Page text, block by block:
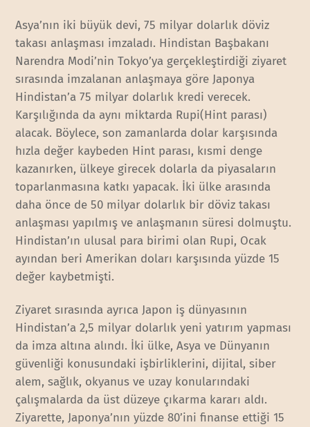
Asya’nın iki büyük devi, 75 milyar dolarlık döviz
takası anlaşması imzaladı. Hindistan Başbakanı
Narendra Modi’nin Tokyo’ya gerçekleştirdiği ziyaret
sırasında imzalanan anlaşmaya göre Japonya
Hindistan’a 75 milyar dolarlık kredi verecek.
Karşılığında da aynı miktarda Rupi(Hint parası)
alacak. Böylece, son zamanlarda dolar karşısında
hızla değer kaybeden Hint parası, kısmi denge
kazanırken, ülkeye girecek dolarla da piyasaların
toparlanmasına katkı yapacak. İki ülke arasında
daha önce de 50 milyar dolarlık bir döviz takası
anlaşması yapılmış ve anlaşmanın süresi dolmuştu.
Hindistan’ın ulusal para birimi olan Rupi, Ocak
ayından beri Amerikan doları karşısında yüzde 15
değer kaybetmişti.
Ziyaret sırasında ayrıca Japon iş dünyasının
Hindistan’a 2,5 milyar dolarlık yeni yatırım yapması
da imza altına alındı. İki ülke, Asya ve Dünyanın
güvenliği konusundaki işbirliklerini, dijital, siber
alem, sağlık, okyanus ve uzay konularındaki
çalışmalarda da üst düzeye çıkarma kararı aldı.
Ziyarette, Japonya’nın yüzde 80’ini finanse ettiği 15